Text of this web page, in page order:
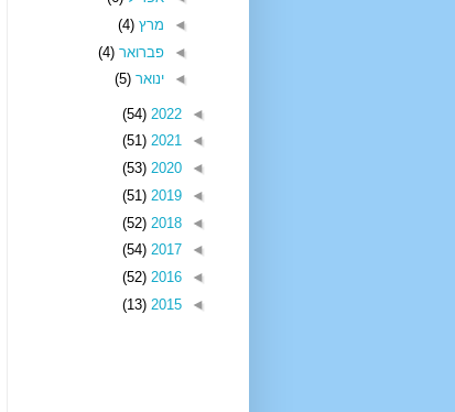
◄ מרץ (4)
◄ פברואר (4)
◄ ינואר (5)
◄
2022
(54)
◄
2021
(51)
◄
2020
(53)
◄
2019
(51)
◄
2018
(52)
◄
2017
(54)
◄
2016
(52)
◄
2015
(13)